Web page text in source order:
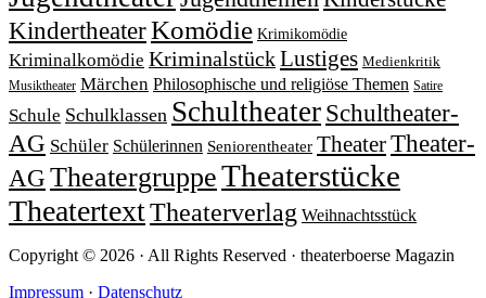
KindertheaterKomödie Krimikomödie
Kriminalkomödie KriminalstückLustiges Medienkritik
Musiktheater Märchen Philosophische und religiöse Themen Satire
Schule Schulklassen Schultheater Schultheater-
AG Schüler Schülerinnen Seniorentheater TheaterTheater-
AGTheatergruppeTheaterstücke
TheatertextTheaterverlag Weihnachtsstück
Copyright © 2026 · All Rights Reserved · theaterboerse Magazin
Impressum · Datenschutz